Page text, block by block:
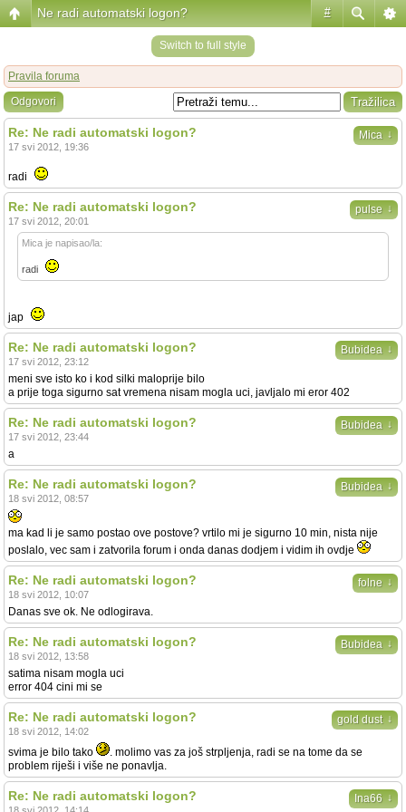
#
Ne radi automatski logon?
Switch to full style
Pravila foruma
Odgovori
Mica ↓
Re: Ne radi automatski logon?
17 svi 2012, 19:36
radi
pulse ↓
Re: Ne radi automatski logon?
17 svi 2012, 20:01
Mica je napisao/la:
radi
jap
Bubidea ↓
Re: Ne radi automatski logon?
17 svi 2012, 23:12
meni sve isto ko i kod silki maloprije bilo
a prije toga sigurno sat vremena nisam mogla uci, javljalo mi eror 402
Bubidea ↓
Re: Ne radi automatski logon?
17 svi 2012, 23:44
a
Bubidea ↓
Re: Ne radi automatski logon?
18 svi 2012, 08:57
ma kad li je samo postao ove postove? vrtilo mi je sigurno 10 min, nista nije
poslalo, vec sam i zatvorila forum i onda danas dodjem i vidim ih ovdje
folne ↓
Re: Ne radi automatski logon?
18 svi 2012, 10:07
Danas sve ok. Ne odlogirava.
Bubidea ↓
Re: Ne radi automatski logon?
18 svi 2012, 13:58
satima nisam mogla uci
error 404 cini mi se
gold dust ↓
Re: Ne radi automatski logon?
18 svi 2012, 14:02
svima je bilo tako
. molimo vas za još strpljenja, radi se na tome da se
problem riješi i više ne ponavlja.
Ina66 ↓
Re: Ne radi automatski logon?